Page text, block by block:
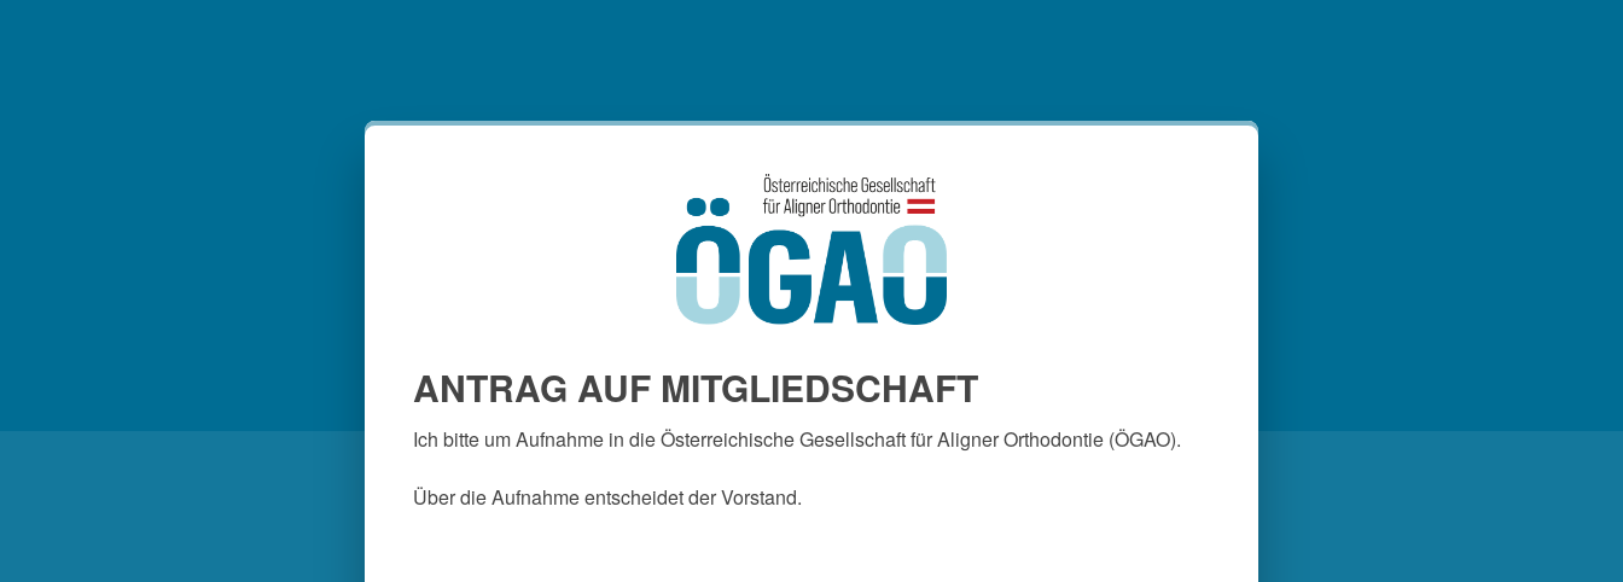
ANTRAG AUF MITGLIEDSCHAFT
Ich bitte um Aufnahme in die Österreichische Gesellschaft für Aligner Orthodontie (ÖGAO).
Über die Aufnahme entscheidet der Vorstand.